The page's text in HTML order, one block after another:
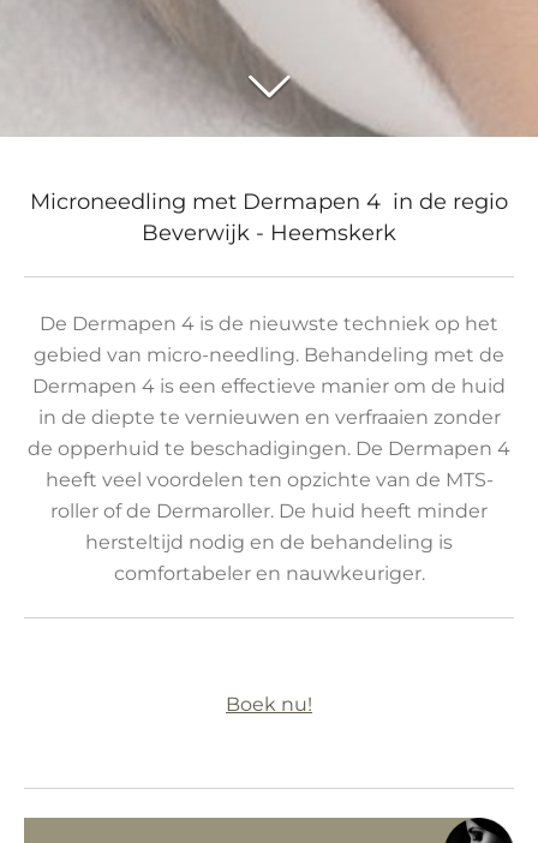
Microneedling met Dermapen 4 in de regio
Beverwijk - Heemskerk
De Dermapen 4 is de nieuwste techniek op het
gebied van micro-needling. Behandeling met de
Dermapen 4 is een effectieve manier om de huid
in de diepte te vernieuwen en verfraaien zonder
de opperhuid te beschadigingen. De Dermapen 4
heeft veel voordelen ten opzichte van de MTS-
roller of de Dermaroller. De huid heeft minder
hersteltijd nodig en de behandeling is
comfortabeler en nauwkeuriger.
Boek nu!